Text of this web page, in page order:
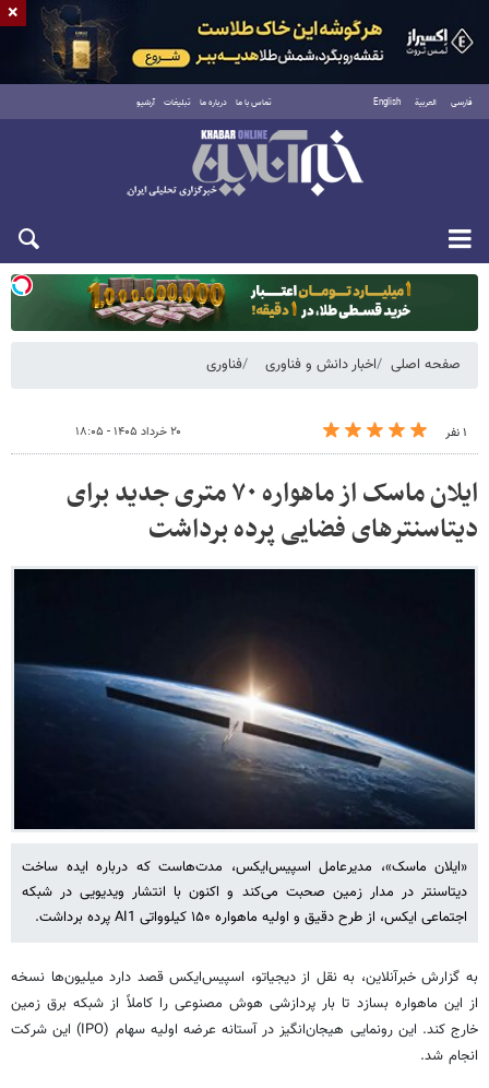
فارسی العربية English تماس با ما درباره ما تبلیغات آرشیو
دوشنبه ۱۹ مرداد ۱۴۰۵
صفحه اصلی اخبار دانش و فناوری فناوری
۱ نفر ۲۰ خرداد ۱۴۰۵ - ۱۸:۰۵
ایلان ماسک از ماهواره ۷۰ متری جدید برای
دیتاسنترهای فضایی پرده برداشت
«ایلان ماسک»، مدیرعامل اسپیس‌ایکس، مدت‌هاست که درباره ایده ساخت
دیتاسنتر در مدار زمین صحبت می‌کند و اکنون با انتشار ویدیویی در شبکه
اجتماعی ایکس، از طرح دقیق و اولیه ماهواره ۱۵۰ کیلوواتی AI1 پرده برداشت.
به گزارش خبرآنلاین، به نقل از دیجیاتو،‌ اسپیس‌ایکس قصد دارد میلیون‌ها نسخه
از این ماهواره بسازد تا بار پردازشی هوش مصنوعی را کاملاً از شبکه برق زمین
خارج کند. این رونمایی هیجان‌انگیز در آستانه عرضه اولیه سهام (IPO) این شرکت
انجام شد.
×